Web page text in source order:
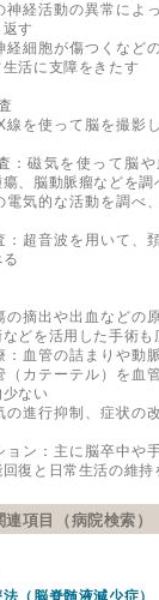
神経活動の異常によ
す
経細胞が傷つくなど
活に支障をきたす
線を使って脳を撮影
：磁気を使って脳
、脳動脈瘤などを調
電気的な活動を調べ
：超音波を用いて、
の摘出や出血などの
どを活用した手術も
：血管の詰まりや動
（カテーテル）を血
ない
の進行抑制、症状の
ョン：主に脳卒中や
復と日常生活の維持
項目（病院検索）
（脳脊髄液減少症）